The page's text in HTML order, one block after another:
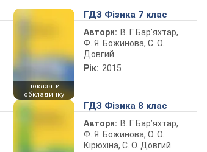
показати
обкладинку
ГДЗ Фізика 7 клас
Автори: В. Г. Бар’яхтар,
Ф. Я. Божинова, С. О.
Довгий
Рік: 2015
ГДЗ Фізика 8 клас
Автори: В. Г. Бар’яхтар,
Ф. Я. Божинова, О. О.
Кірюхіна, С. О. Довгий